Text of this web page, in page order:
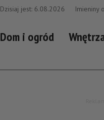
Dzisiaj jest: 6.08.2026 Imieniny
Dom i ogród